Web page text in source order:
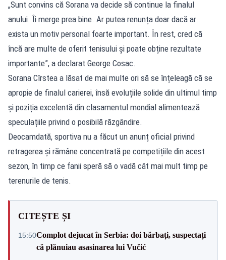
„Sunt convins că Sorana va decide să continue la finalul
anului. Îi merge prea bine. Ar putea renunța doar dacă ar
exista un motiv personal foarte important. În rest, cred că
încă are multe de oferit tenisului și poate obține rezultate
importante”, a declarat George Cosac.
Sorana Cîrstea a lăsat de mai multe ori să se înțeleagă că se
apropie de finalul carierei, însă evoluțiile solide din ultimul timp
și poziția excelentă din clasamentul mondial alimentează
speculațiile privind o posibilă răzgândire.
Deocamdată, sportiva nu a făcut un anunț oficial privind
retragerea și rămâne concentrată pe competițiile din acest
sezon, în timp ce fanii speră să o vadă cât mai mult timp pe
terenurile de tenis.
CITEȘTE ȘI
15:50Complot dejucat în Serbia: doi bărbați, suspectați
că plănuiau asasinarea lui Vučić